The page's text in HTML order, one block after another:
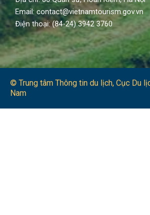
Email: contact@vietnamtourism.gov.vn
Điện thoại: (84-24) 3942 3760
© Trung tâm Thông tin du lịch​, Cục Du
Nam